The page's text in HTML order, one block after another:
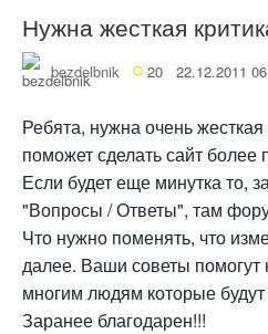
Нужна жесткая
bezdelbnik 20 22.12.2011
Ребята, нужна очень жесткая
поможет сделать сайт
Если будет еще минутка то,
"Вопросы / Ответы", там
Что нужно поменять, что
далее. Ваши советы помогут
многим людям которые
Заранее благодарен!!!